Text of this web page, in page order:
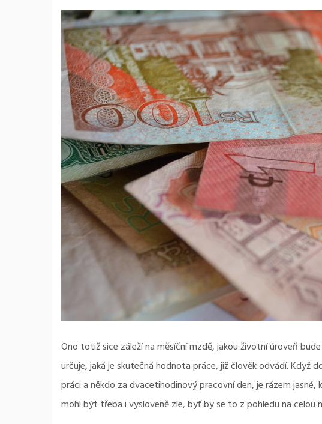
Ono totiž sice záleží na měsíční mzdě, jakou životní úroveň
určuje, jaká je skutečná hodnota práce, již člověk odvádí. Když
práci a někdo za dvacetihodinový pracovní den, je rázem
mohl být třeba i vysloveně zle, byť by se to z pohledu na celou